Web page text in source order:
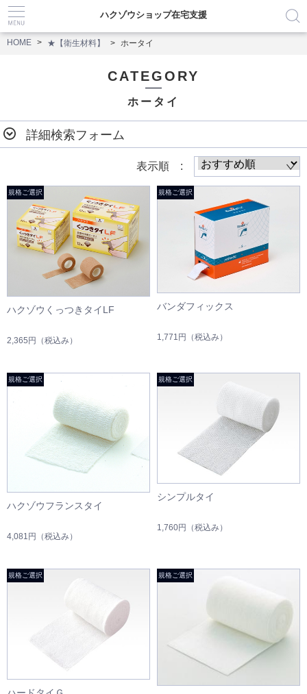
ハクゾウショップ在宅支援
HOME ★【衛生材料】 ホータイ
CATEGORY
ホータイ
詳細検索フォーム
表示順 :
ハクゾウくっつきタイLF
2,365円 （税込み）
バンダフィックス
1,771円 （税込み）
ハクゾウフランスタイ
4,081円 （税込み）
シンプルタイ
1,760円 （税込み）